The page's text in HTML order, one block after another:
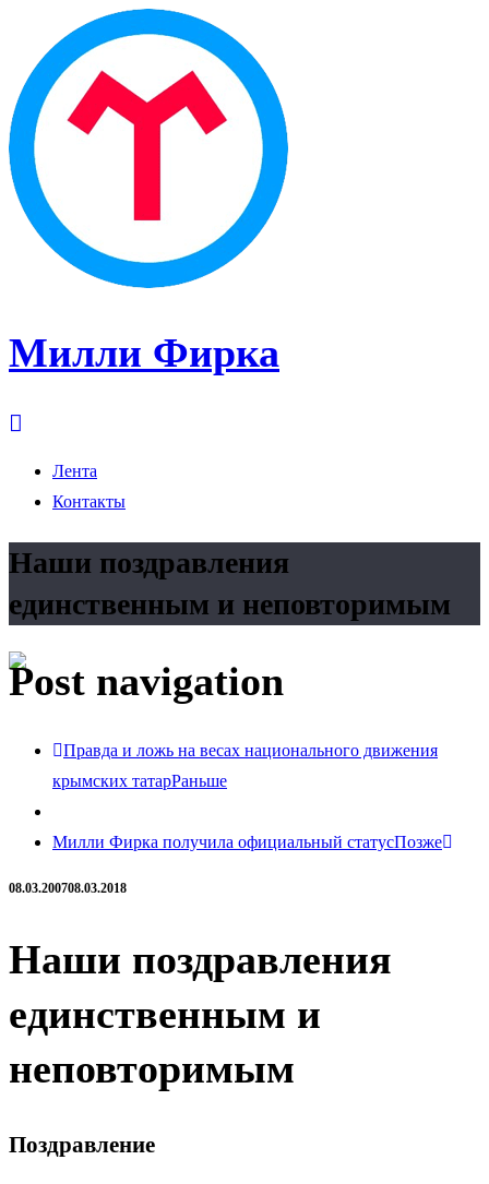
Милли Фирка
Лента
Контакты
Наши поздравления
единственным и неповторимым
Post navigation
Правда и ложь на весах национального движения
крымских татарРаньше
Милли Фирка получила официальный статусПозже
08.03.200708.03.2018
Наши поздравления
единственным и
неповторимым
Поздравление